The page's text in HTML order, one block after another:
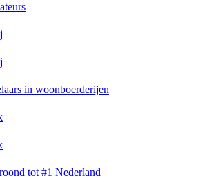
in woonboerderijen
tot #1 Nederland